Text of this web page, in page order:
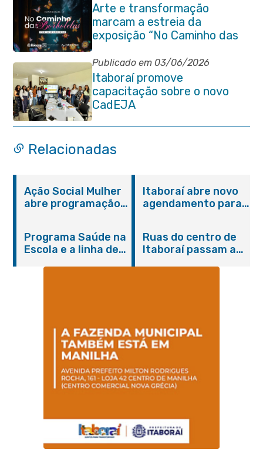
Arte e transformação
marcam a estreia da
exposição “No Caminho das
Borboletas” no Itaboraí Plaza
Publicado em 03/06/2026
Itaboraí promove
capacitação sobre o novo
CadEJA
Relacionadas
Ação Social Mulher
abre programação
serviços gratuitos e
orientações
Itaboraí abre novo
agendamento para
Programa Saúde na
Escola e a linha de
Magalhães Seabra
Ruas do centro de
Itaboraí passam a